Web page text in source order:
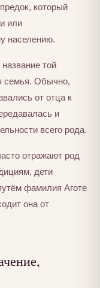
который
или
населению.
той
семья. Обычно,
от отца к
и
всего рода.
отражают род
дети
фамилия Аготе
она от